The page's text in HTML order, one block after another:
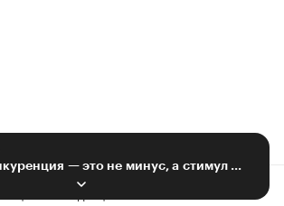
«Высокая конкуренция — это не минус, а стимул развиваться»
Редакция